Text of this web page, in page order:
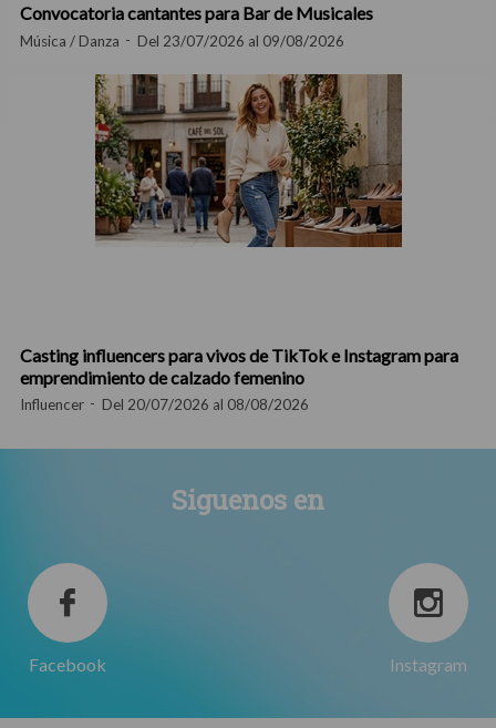
Convocatoria cantantes para Bar de Musicales
Música / Danza Del 23/07/2026 al 09/08/2026
Casting influencers para vivos de TikTok e Instagram para
emprendimiento de calzado femenino
Influencer Del 20/07/2026 al 08/08/2026
Siguenos en
Facebook Instagram